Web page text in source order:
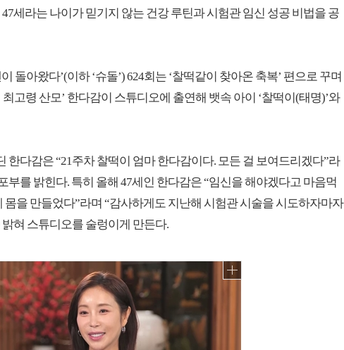
세라는 나이가 믿기지 않는 건강 루틴과 시험관 임신 성공 비법을 공
돌아왔다’(이하 ‘슈돌’) 624회는 ‘찰떡같이 찾아온 축복’ 편으로 꾸며
고령 산모’ 한다감이 스튜디오에 출연해 뱃속 아이 ‘찰떡이(태명)’와
한다감은 “21주차 찰떡이 엄마 한다감이다. 모든 걸 보여드리겠다”라
부를 밝힌다. 특히 올해 47세인 한다감은 “임신을 해야겠다고 마음먹
몸을 만들었다”라며 “감사하게도 지난해 시험관 시술을 시도하자마자
혀 스튜디오를 술렁이게 만든다.